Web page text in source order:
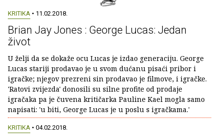
KRITIKA • 11.02.2018.
Brian Jay Jones : George Lucas: Jedan
život
U želji da se dokaže ocu Lucas je izdao generaciju. George
Lucas stariji prodavao je u svom dućanu pisaći pribor i
igračke; njegov prezreni sin prodavao je filmove, i igračke.
'Ratovi zvijezda' donosili su silne profite od prodaje
igračaka pa je čuvena kritičarka Pauline Kael mogla samo
napisati: 'u biti, George Lucas je u poslu s igračkama.'
KRITIKA • 04.02.2018.